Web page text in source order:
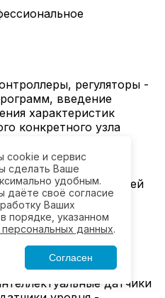
регуляторы -
введение
характеристик
конкретного узла
схемы -
неисправностей
с цифровыми
составление
датчики
cookie и сервис
сделать Ваше
удобным.
даёте своё согласие
Ваших
порядке, указанном
данных.
Согласен